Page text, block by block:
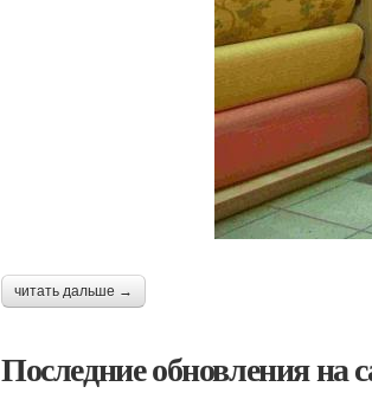
читать дальше →
Последние обновления на